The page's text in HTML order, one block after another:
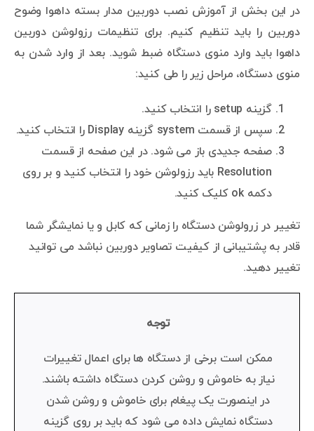
در این بخش از آموزش نصب دوربین مدار بسته داهوا وضوح
دوربین را باید تنظیم کنیم. برای تنظیمات رزولوشن دوربین
داهوا باید وارد منوی دستگاه ضبط شوید. بعد از وارد شدن به
منوی دستگاه، مراحل زیر را طی کنید:
گزینه setup را انتخاب کنید.
سپس از قسمت system گزینه Display را انتخاب کنید.
صفحه جدیدی باز می شود. در این صفحه از قسمت
Resolution باید رزولوشن خود را انتخاب کنید و بر روی
دکمه ok کلیک کنید.
تغییر در زرولوشن دستگاه را زمانی که کابل و یا نمایشگر شما
قادر به پشتیبانی از کیفیت تصاویر دوربین نباشد می توانید
تغییر دهید.
توجه
ممکن است برخی از دستگاه ها برای اعمال تغییرات
نیاز به خاموش و روشن کردن دستگاه داشته باشند.
در اینصورت یک پیغام برای خاموش و روشن شدن
دستگاه نمایش داده می شود که باید بر روی گزینه